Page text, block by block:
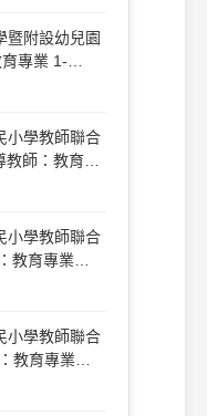
暨附設幼兒園
專業 1-
小學教師聯合
師：教育專
小學教師聯合
教育專業
小學教師聯合
教育專業